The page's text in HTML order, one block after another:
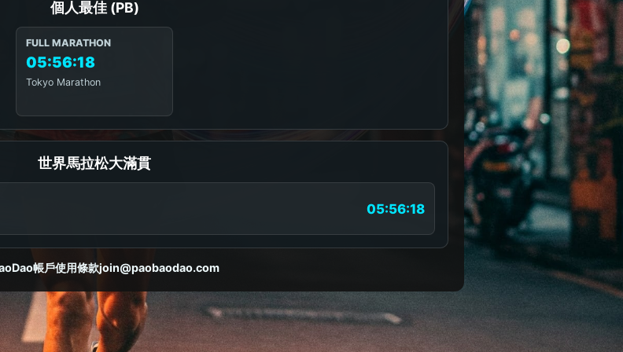
個人最佳 (PB)
FULL MARATHON
05:56:18
Tokyo Marathon
世界馬拉松大滿貫
05:56:18
帳戶使用條款join@paobaodao.com